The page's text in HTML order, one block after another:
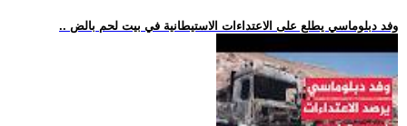
.. وفد دبلوماسي يطلع على الاعتداءات الاستيطانية في بيت لحم بالض